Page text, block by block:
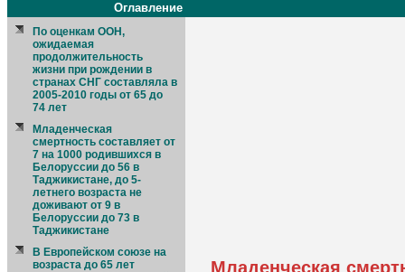
Оглавление
По оценкам ООН,
ожидаемая
продолжительность
жизни при рождении в
странах СНГ составляла в
2005-2010 годы от 65 до
74 лет
Младенческая
смертность составляет от
7 на 1000 родившихся в
Белоруссии до 56 в
Таджикистане, до 5-
летнего возраста не
доживают от 9 в
Белоруссии до 73 в
Таджикистане
В Европейском союзе на
возраста до 65 лет
Младенческая